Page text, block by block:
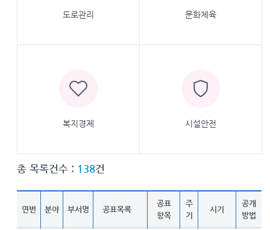
도로관리 문화체육
복지경제 시설안전
총 목록건수 : 138건
연번 분야 부서명 공표목록
공표
항목
주
기
시기
공개
방법